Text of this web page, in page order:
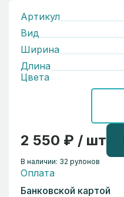
Артикул
Вид
Ширина
Длина
Цвета
2 550 ₽ / шт
В наличии: 32 рулонов
Оплата
Банковской картой